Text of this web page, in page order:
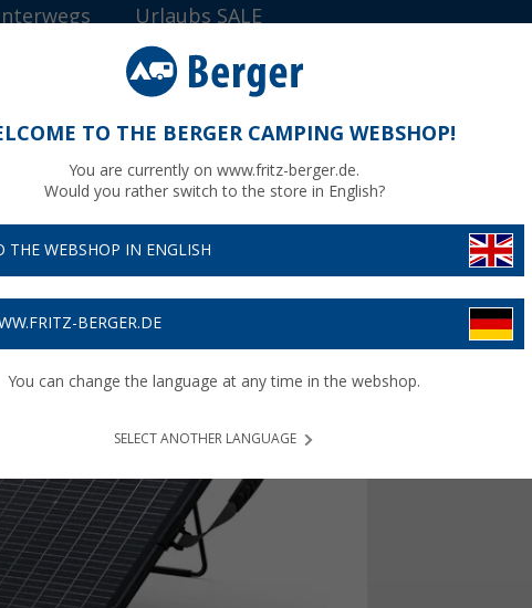
Urlaubs SALE
Anker Solix PS Serie Solarpanel faltbar mit beidseitiger
beidseitiger Energiegewinnung 100 W
99€
€
TO THE BERGER CAMPING WEBSHOP!
You are currently on www.fritz-berger.de.
Would you rather switch to the store in English?
THE WEBSHOP IN ENGLISH
BERGER.DE
You can change the language at any time in the webshop.
SELECT ANOTHER LANGUAGE